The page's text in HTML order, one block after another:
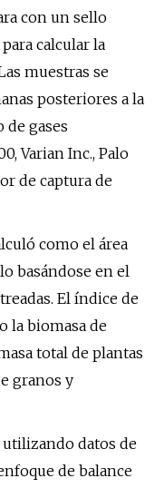
con un sello
calcular la
muestras se
posteriores a la
gases
Varian Inc., Palo
de captura de
como el área
basándose en el
El índice de
la biomasa de
total de plantas
granos y
datos de
de balance